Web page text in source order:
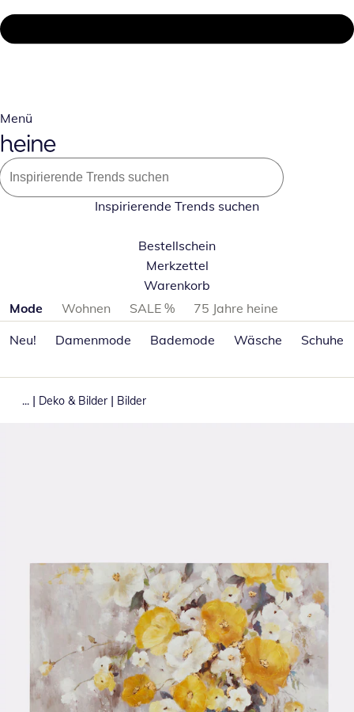
Menü
Inspirierende Trends suchen
Bestellschein
Merkzettel
Warenkorb
Produktkategorien überspringen
Mode Wohnen SALE %
75 Jahre heine
Neu!
Damenmode Bademode Wäsche Schuhe
... | Deko & Bilder | Bilder